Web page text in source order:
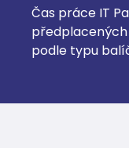
Čas práce IT
podle typu